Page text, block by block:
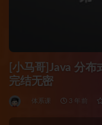
[小马哥]Java 分布
完结无密
体系课 3 年前